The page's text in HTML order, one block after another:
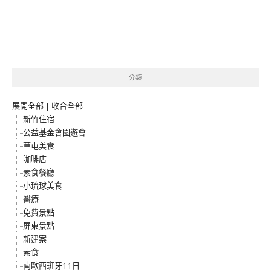
分類
展開全部 | 收合全部
新竹住宿
公益基金會園遊會
草屯美食
咖啡店
素食餐廳
小琉球美食
醫療
免費景點
屏東景點
新建案
素食
南歐西班牙11日